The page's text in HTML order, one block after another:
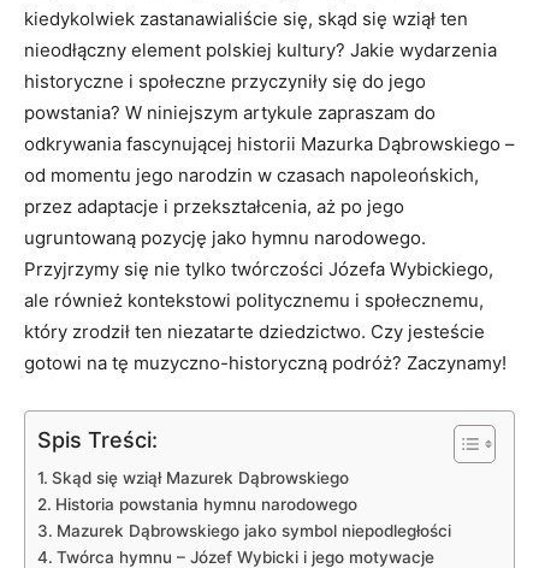
kiedykolwiek zastanawialiście się, skąd się wziął ten⁣
nieodłączny ‍element polskiej kultury? Jakie wydarzenia
historyczne i społeczne​ przyczyniły się do jego‍
powstania? W niniejszym artykule zapraszam do
odkrywania fascynującej historii Mazurka Dąbrowskiego –
od momentu jego narodzin w⁣ czasach napoleońskich,
przez adaptacje i‍ przekształcenia,​ aż po⁣ jego
ugruntowaną pozycję jako hymnu narodowego.
Przyjrzymy się ⁣nie ‍tylko twórczości Józefa⁤ Wybickiego,
ale ‌również kontekstowi politycznemu i społecznemu,
który zrodził ten niezatarte dziedzictwo. Czy jesteście
gotowi na tę muzyczno-historyczną podróż? ‍Zaczynamy!
Spis Treści:
Skąd się wziął Mazurek Dąbrowskiego
Historia⁤ powstania hymnu narodowego
Mazurek Dąbrowskiego jako symbol‌ niepodległości
Twórca hymnu ‌– Józef Wybicki ​i ​jego motywacje